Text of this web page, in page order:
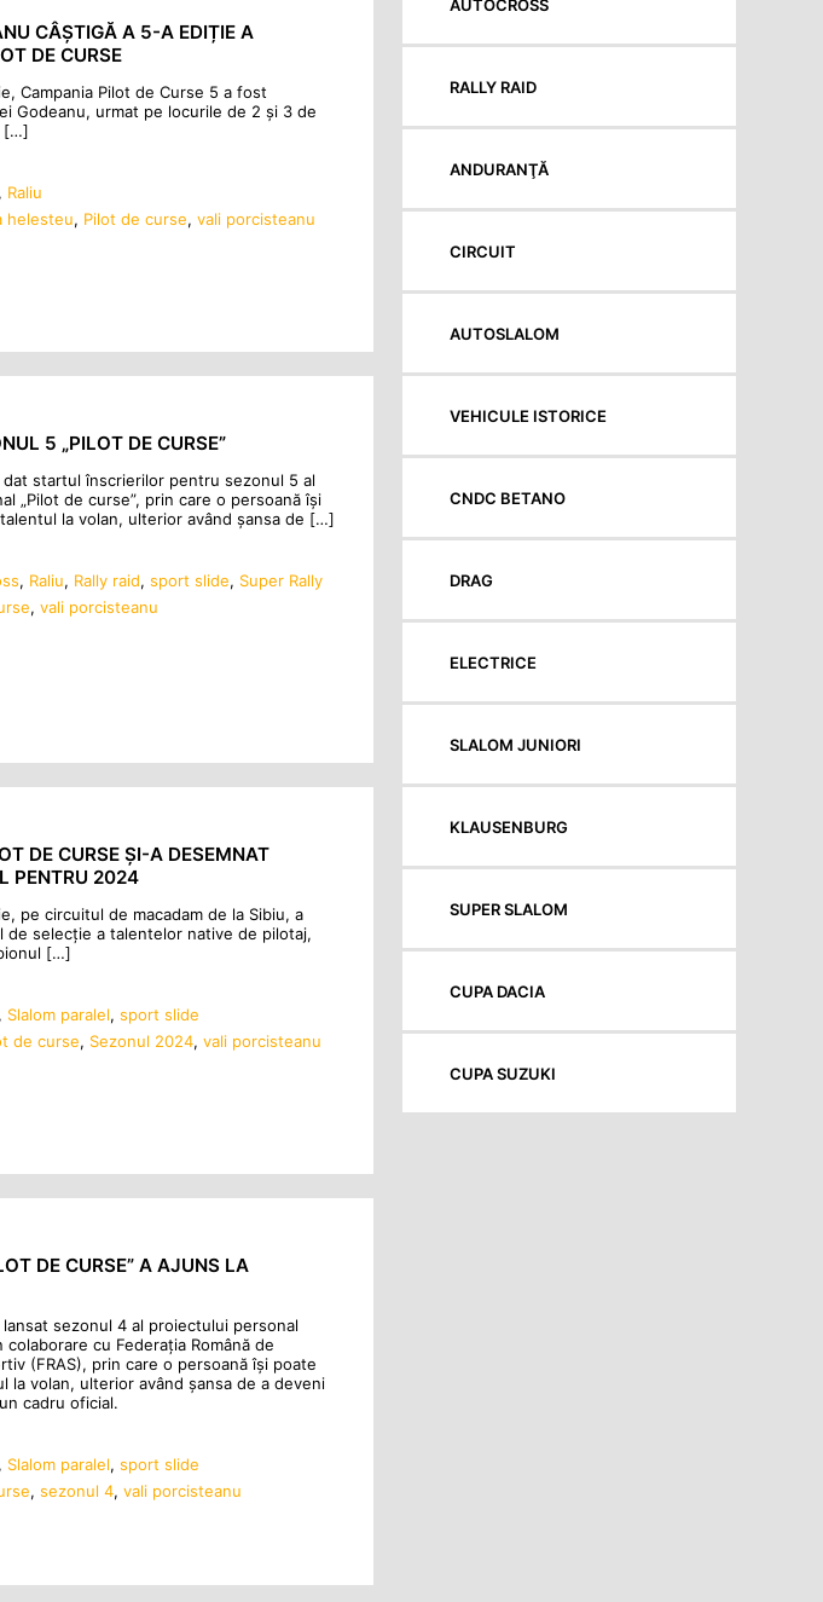
CÂȘTIGĂ A 5-A EDIȚIE A
DE CURSE
Campania Pilot de Curse 5 a fost
Godeanu, urmat pe locurile de 2 și 3 de
[…]
, Raliu
helesteu, Pilot de curse, vali porcisteanu
5 „PILOT DE CURSE”
dat startul înscrierilor pentru sezonul 5 al
„Pilot de curse”, prin care o persoană își
la volan, ulterior având șansa de […]
, Raliu, Rally raid, sport slide, Super Rally
, vali porcisteanu
DE CURSE ȘI-A DESEMNAT
PENTRU 2024
pe circuitul de macadam de la Sibiu, a
de selecție a talentelor native de pilotaj,
[…]
, Slalom paralel, sport slide
de curse, Sezonul 2024, vali porcisteanu
DE CURSE” A AJUNS LA
lansat sezonul 4 al proiectului personal
colaborare cu Federația Română de
(FRAS), prin care o persoană își poate
la volan, ulterior având șansa de a deveni
cadru oficial.
, Slalom paralel, sport slide
, sezonul 4, vali porcisteanu
AUTOCROSS
RALLY RAID
ANDURANŢĂ
CIRCUIT
AUTOSLALOM
VEHICULE ISTORICE
CNDC BETANO
DRAG
ELECTRICE
SLALOM JUNIORI
KLAUSENBURG
SUPER SLALOM
CUPA DACIA
CUPA SUZUKI